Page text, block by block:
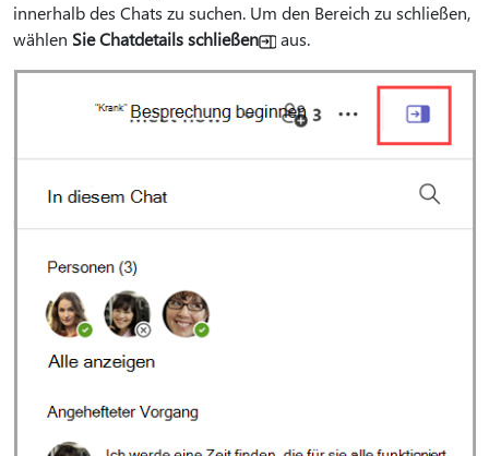
innerhalb des Chats zu suchen. Um den Bereich zu schließen,
wählen Sie Chatdetails schließen aus.